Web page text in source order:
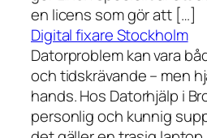
en licens som gör att […]
Digital fixare Stockholm
Datorproblem kan vara
och tidskrävande – men
hands. Hos Datorhjälp i
personlig och kunnig